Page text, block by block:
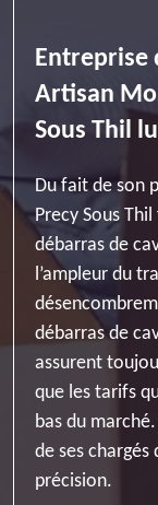
Entreprise
Artisan
Sous Thil
Du fait de son
Precy Sous
débarras de
l’ampleur du
débarras de
assurent
que les tarifs
bas du
de ses
précision.